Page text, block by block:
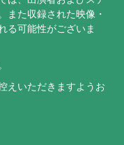
また収録された映像・
る可能性がございま
えいただきますようお